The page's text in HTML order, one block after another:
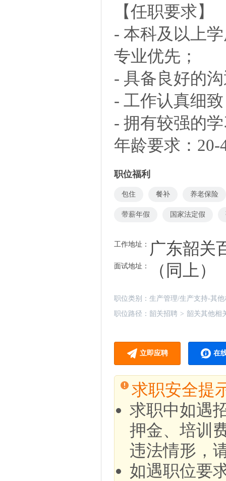
【任职要求】
- 本科及以上
专业优先；
- 具备良好的
- 工作认真细
- 拥有较强的
年龄要求：20-
职位福利
包住 餐补 养老保险
带薪年假 国家法定假
工作地址： 广东韶关
面试地址： （同上）
职位类别： 生产管理/生产支持-其
职位路径： 韶关招聘 > 韶关其他相
立即应聘 在
求职安全提
求职中如遇
押金、培训
违法情形，
如遇职位要